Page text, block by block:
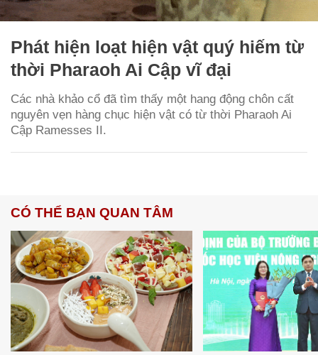
Phát hiện loạt hiện vật quý hiếm từ
thời Pharaoh Ai Cập vĩ đại
Các nhà khảo cổ đã tìm thấy một hang động chôn cất
nguyên vẹn hàng chục hiện vật có từ thời Pharaoh Ai
Cập Ramesses II.
CÓ THỂ BẠN QUAN TÂM